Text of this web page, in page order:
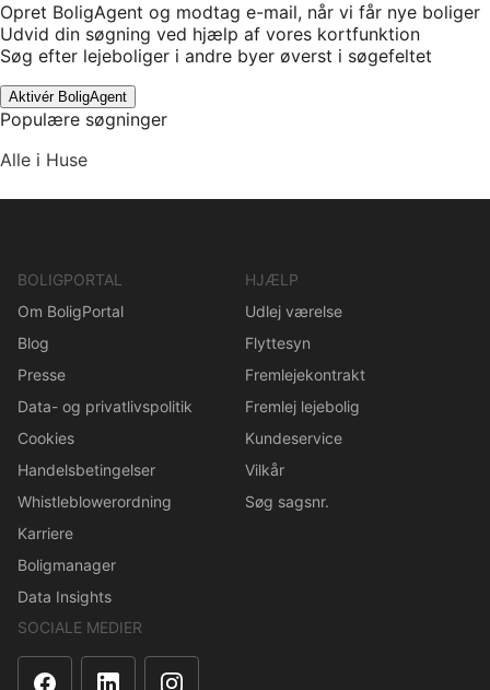
Opret BoligAgent og modtag e-mail, når vi får nye boliger
Udvid din søgning ved hjælp af vores kortfunktion
Søg efter lejeboliger i andre byer øverst i søgefeltet
Aktivér BoligAgent
Populære søgninger
Alle i Huse
BOLIGPORTAL
Om BoligPortal
Blog
Presse
Data- og privatlivspolitik
Cookies
Handelsbetingelser
Whistleblowerordning
Karriere
Boligmanager
Data Insights
HJÆLP
Udlej værelse
Flyttesyn
Fremlejekontrakt
Fremlej lejebolig
Kundeservice
Vilkår
Søg sagsnr.
SOCIALE MEDIER